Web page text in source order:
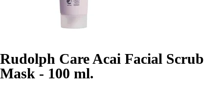
Rudolph Care Acai Facial Scrub
Mask - 100 ml.